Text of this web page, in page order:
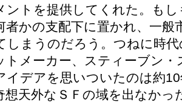
ントを提供してくれた。も
者かの支配下に置かれ、一般
しまうのだろう。つねに時
トメーカー、スティーブン・
イデアを思いついたのは約
想天外なＳＦの域を出なかっ